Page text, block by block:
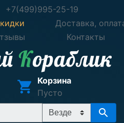
+7(499)995-25-19
Доставка,
Контакты
Корзина
Пусто